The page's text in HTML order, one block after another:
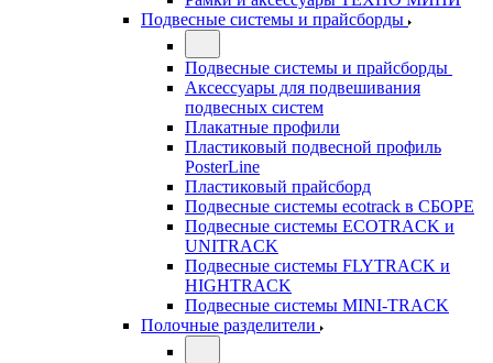
Подвесные системы и прайсборды
Подвесные системы и прайсборды
Аксессуары для подвешивания
подвесных систем
Плакатные профили
Пластиковый подвесной профиль
PosterLine
Пластиковый прайсборд
Подвесные системы ecotrack в СБОРЕ
Подвесные системы ECOTRACK и
UNITRACK
Подвесные системы FLYTRACK и
HIGHTRACK
Подвесные системы MINI-TRACK
Полочные разделители